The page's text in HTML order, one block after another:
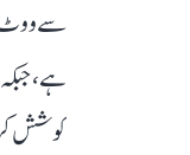
سے ووٹ
ہے، جبکہ
کوشش